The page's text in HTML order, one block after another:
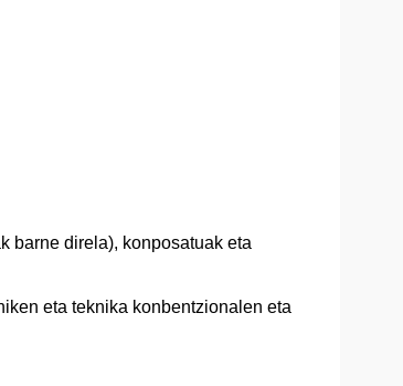
barne direla), konposatuak eta
eta teknika konbentzionalen eta